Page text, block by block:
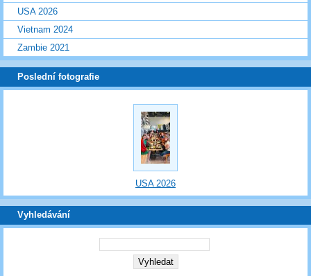
USA 2026
Vietnam 2024
Zambie 2021
Poslední fotografie
USA 2026
Vyhledávání